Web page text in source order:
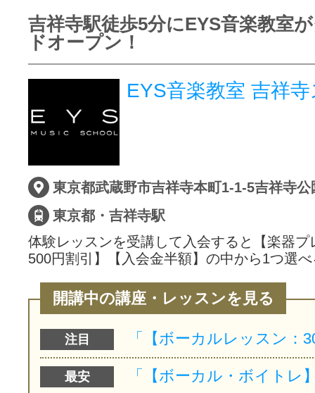
グッドスク
掲載のお問
吉祥寺駅徒歩5分にEYS音楽教室
ドオープン！
EYS音楽教室 吉祥
東京都武蔵野市吉祥寺本町1-1-5吉祥寺公
東京都・吉祥寺駅
体験レッスンを受講して入会すると【楽器プ
500円割引】【入会金半額】の中から1つ選
開講中の講座・レッスンを見る
注目
最安